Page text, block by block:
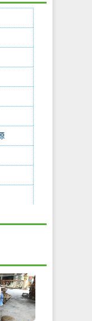
(168)